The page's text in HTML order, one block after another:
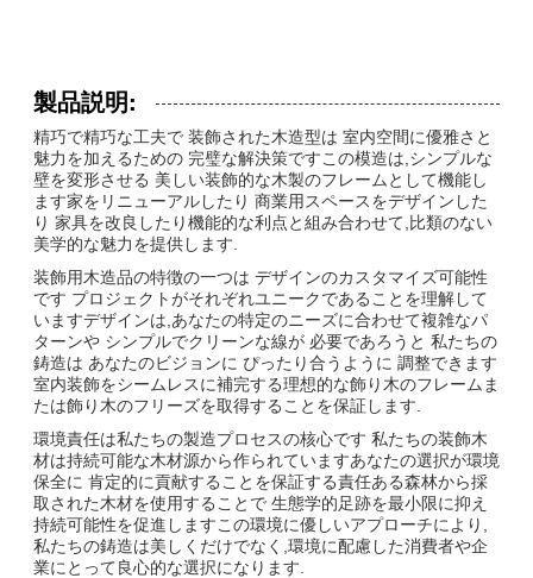
製品説明:
精巧で精巧な工夫で 装飾された木造型は 室内空間に優雅さと
魅力を加えるための 完璧な解決策ですこの模造は,シンプルな
壁を変形させる 美しい装飾的な木製のフレームとして機能し
ます家をリニューアルしたり 商業用スペースをデザインした
り 家具を改良したり機能的な利点と組み合わせて,比類のない
美学的な魅力を提供します.
装飾用木造品の特徴の一つは デザインのカスタマイズ可能性
です プロジェクトがそれぞれユニークであることを理解して
いますデザインは,あなたの特定のニーズに合わせて複雑なパ
ターンや シンプルでクリーンな線が 必要であろうと 私たちの
鋳造は あなたのビジョンに ぴったり合うように 調整できます
室内装飾をシームレスに補完する理想的な飾り木のフレームま
たは飾り木のフリーズを取得することを保証します.
環境責任は私たちの製造プロセスの核心です 私たちの装飾木
材は持続可能な木材源から作られていますあなたの選択が環境
保全に 肯定的に貢献することを保証する責任ある森林から採
取された木材を使用することで 生態学的足跡を最小限に抑え
持続可能性を促進しますこの環境に優しいアプローチにより,
私たちの鋳造は美しくだけでなく,環境に配慮した消費者や企
業にとって良心的な選択になります.